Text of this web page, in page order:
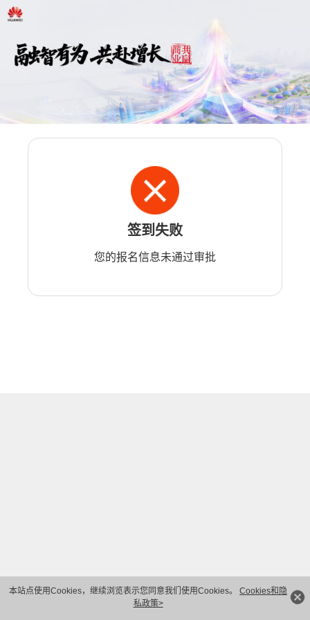
本站点使用Cookies，继续浏览表示您同意我们使用Cookies。 Cookies和隐
私政策>
签到失败
您的报名信息未通过审批